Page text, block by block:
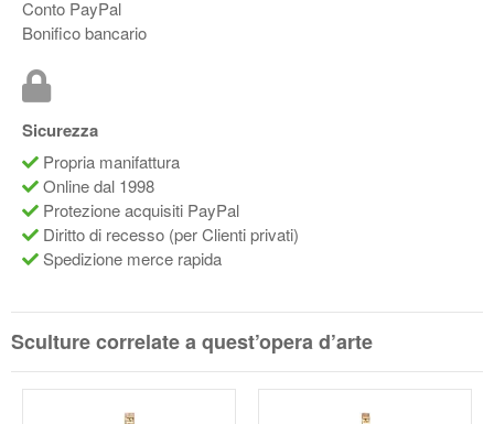
Conto PayPal
Bonifico bancario
Sicurezza
Propria manifattura
Online dal 1998
Protezione acquisiti PayPal
Diritto di recesso (per Clienti privati)
Spedizione merce rapida
Sculture correlate a quest’opera d’arte